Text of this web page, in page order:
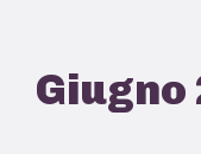
Giugno